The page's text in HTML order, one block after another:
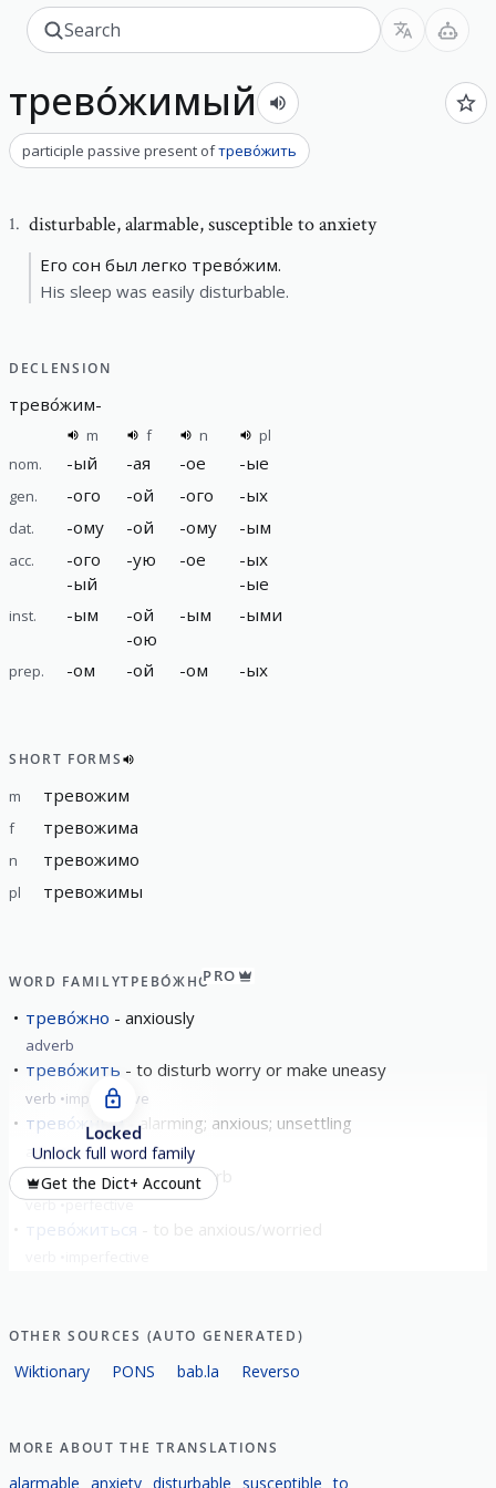
трево́жимый
participle passive present ofтрево́жить
1. disturbable,alarmable, susceptible to anxiety
Его сон был легко трево́жим.
His sleep was easily disturbable.
DECLENSION
трево́жим-
m f n
pl
nom.
-ый -ая -ое -ые
gen. -ого -ой -ого -ых
dat. -ому -ой -ому -ым
acc. -ого
-ый
-ую -ое -ых
-ые
inst. -ым -ой
-ою
-ым -ыми
prep. -ом -ой -ом -ых
SHORT FORMS
m тревожим
f тревожима
n тревожимо
pl тревожимы
WORD FAMILYТРЕВО́ЖНОPRO
трево́жно anxiously
adverb
трево́жить to disturb worry or make uneasy
verb imperfective
трево́жный alarming; anxious; unsettling
adjective
потрево́жить to disturb
verb perfective
трево́житься
Locked
Unlock full word family
Get the Dict+ Account
OTHER SOURCES (AUTO GENERATED)
Wiktionary PONS bab.la Reverso
MORE ABOUT THE TRANSLATIONS
alarmable anxiety disturbable susceptible to